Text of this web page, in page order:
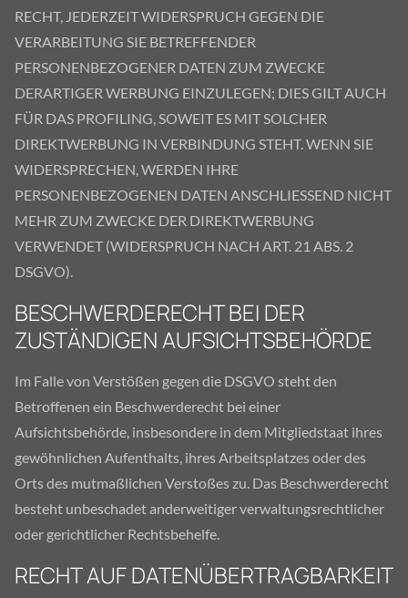
RECHT, JEDERZEIT WIDERSPRUCH GEGEN DIE
VERARBEITUNG SIE BETREFFENDER
PERSONENBEZOGENER DATEN ZUM ZWECKE
DERARTIGER WERBUNG EINZULEGEN; DIES GILT AUCH
FÜR DAS PROFILING, SOWEIT ES MIT SOLCHER
DIREKTWERBUNG IN VERBINDUNG STEHT. WENN SIE
WIDERSPRECHEN, WERDEN IHRE
PERSONENBEZOGENEN DATEN ANSCHLIESSEND NICHT
MEHR ZUM ZWECKE DER DIREKTWERBUNG
VERWENDET (WIDERSPRUCH NACH ART. 21 ABS. 2
DSGVO).
BESCHWERDERECHT BEI DER
ZUSTÄNDIGEN AUFSICHTSBEHÖRDE
Im Falle von Verstößen gegen die DSGVO steht den
Betroffenen ein Beschwerderecht bei einer
Aufsichtsbehörde, insbesondere in dem Mitgliedstaat ihres
gewöhnlichen Aufenthalts, ihres Arbeitsplatzes oder des
Orts des mutmaßlichen Verstoßes zu. Das Beschwerderecht
besteht unbeschadet anderweitiger verwaltungsrechtlicher
oder gerichtlicher Rechtsbehelfe.
RECHT AUF DATENÜBERTRAGBARKEIT